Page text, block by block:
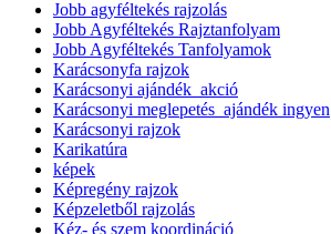
Jobb agyféltekés rajzolás
Jobb Agyféltekés Rajztanfolyam
Jobb Agyféltekés Tanfolyamok
Karácsonyfa rajzok
Karácsonyi ajándék_akció
Karácsonyi meglepetés_ajándék ingyen
Karácsonyi rajzok
Karikatúra
képek
Képregény rajzok
Képzeletből rajzolás
Kéz- és szem koordináció